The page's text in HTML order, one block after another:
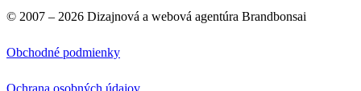
© 2007 – 2026 Dizajnová a webová agentúra Brandbonsai
Obchodné podmienky